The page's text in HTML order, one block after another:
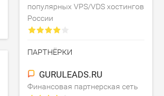
популярных VPS/VDS хостингов
России
ПАРТНЁРКИ
GURULEADS.RU
Финансовая партнерская сеть